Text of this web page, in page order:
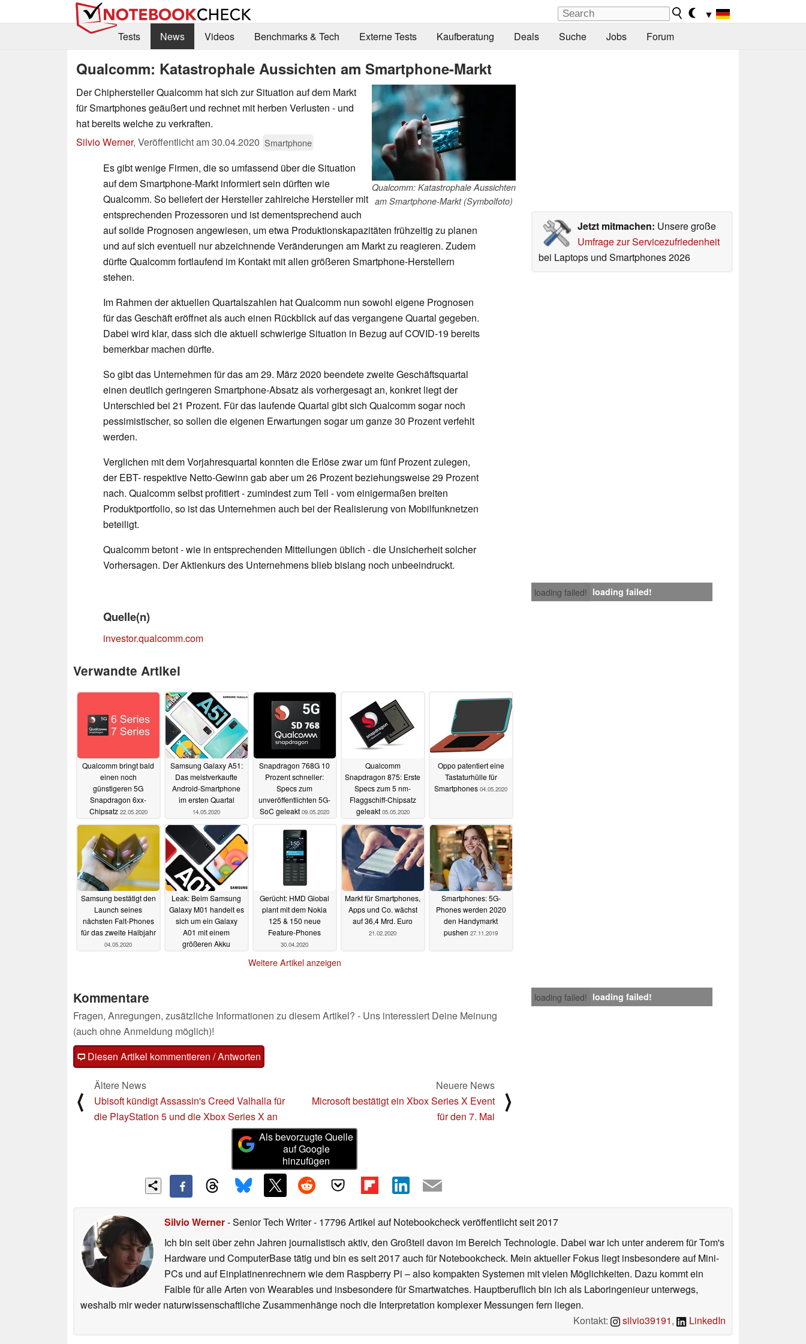
▼
Tests
News Videos Benchmarks & Tech Externe Tests Kaufberatung Deals Suche Jobs Forum
Qualcomm: Katastrophale Aussichten am Smartphone-Markt
Qualcomm: Katastrophale Aussichten
am Smartphone-Markt (Symbolfoto)
Der Chiphersteller Qualcomm hat sich zur Situation auf dem Markt
für Smartphones geäußert und rechnet mit herben Verlusten - und
hat bereits welche zu verkraften.
Silvio Werner, Veröffentlicht am30.04.2020 Smartphone
Jetzt mitmachen: Unsere große
Umfrage zur Servicezufriedenheit
bei Laptops und Smartphones 2026
Es gibt wenige Firmen, die so umfassend über die Situation
auf dem Smartphone-Markt informiert sein dürften wie
Qualcomm. So beliefert der Hersteller zahlreiche Hersteller mit
entsprechenden Prozessoren und ist dementsprechend auch
auf solide Prognosen angewiesen, um etwa Produktionskapazitäten frühzeitig zu planen
und auf sich eventuell nur abzeichnende Veränderungen am Markt zu reagieren. Zudem
dürfte Qualcomm fortlaufend im Kontakt mit allen größeren Smartphone-Herstellern
stehen.
Im Rahmen der aktuellen Quartalszahlen hat Qualcomm nun sowohl eigene Prognosen
für das Geschäft eröffnet als auch einen Rückblick auf das vergangene Quartal gegeben.
Dabei wird klar, dass sich die aktuell schwierige Situation in Bezug auf COVID-19 bereits
bemerkbar machen dürfte.
So gibt das Unternehmen für das am 29. März 2020 beendete zweite Geschäftsquartal
einen deutlich geringeren Smartphone-Absatz als vorhergesagt an, konkret liegt der
Unterschied bei 21 Prozent. Für das laufende Quartal gibt sich Qualcomm sogar noch
pessimistischer, so sollen die eigenen Erwartungen sogar um ganze 30 Prozent verfehlt
werden.
Verglichen mit dem Vorjahresquartal konnten die Erlöse zwar um fünf Prozent zulegen,
der EBT- respektive Netto-Gewinn gab aber um 26 Prozent beziehungsweise 29 Prozent
nach. Qualcomm selbst profitiert - zumindest zum Teil - vom einigermaßen breiten
Produktportfolio, so ist das Unternehmen auch bei der Realisierung von Mobilfunknetzen
beteiligt.
Qualcomm betont - wie in entsprechenden Mitteilungen üblich - die Unsicherheit solcher
Vorhersagen. Der Aktienkurs des Unternehmens blieb bislang noch unbeeindruckt.
loading failed! loading failed!
Quelle(n)
investor.qualcomm.com
Verwandte Artikel
Qualcomm bringt bald
einen noch
günstigeren 5G
Snapdragon 6xx-
Chipsatz 22.05.2020
Samsung Galaxy A51:
Das meistverkaufte
Android-Smartphone
im ersten Quartal
14.05.2020
Snapdragon 768G 10
Prozent schneller:
Specs zum
unveröffentlichten 5G-
SoC geleakt 09.05.2020
Qualcomm
Snapdragon 875: Erste
Specs zum 5 nm-
Flaggschiff-Chipsatz
geleakt 05.05.2020
Oppo patentiert eine
Tastaturhülle für
Smartphones 04.05.2020
Samsung bestätigt den
Launch seines
nächsten Falt-Phones
für das zweite Halbjahr
04.05.2020
Leak: Beim Samsung
Galaxy M01 handelt es
sich um ein Galaxy
A01 mit einem
größeren Akku
Gerücht: HMD Global
plant mit dem Nokia
125 & 150 neue
Feature-Phones
30.04.2020
Markt für Smartphones,
Apps und Co. wächst
auf 36,4 Mrd. Euro
21.02.2020
Smartphones: 5G-
Phones werden 2020
den Handymarkt
pushen 27.11.2019
Weitere Artikel anzeigen
loading failed! loading failed!
Kommentare
Fragen, Anregungen, zusätzliche Informationen zu diesem Artikel? - Uns interessiert Deine Meinung
(auch ohne Anmeldung möglich)!
Diesen Artikel kommentieren / Antworten
⟨
Ältere News
Ubisoft kündigt Assassin's Creed Valhalla für
die PlayStation 5 und die Xbox Series X an
Neuere News
Microsoft bestätigt ein Xbox Series X Event
für den 7. Mai
⟩
Als bevorzugte Quelle
auf Google
hinzufügen
Silvio Werner- Senior Tech Writer- 17796 Artikel auf Notebookcheck veröffentlichtseit 2017
Ich bin seit über zehn Jahren journalistisch aktiv, den Großteil davon im Bereich Technologie. Dabei war ich unter anderem für Tom's
Hardware und ComputerBase tätig und bin es seit 2017 auch für Notebookcheck. Mein aktueller Fokus liegt insbesondere auf Mini-
PCs und auf Einplatinenrechnern wie dem Raspberry Pi – also kompakten Systemen mit vielen Möglichkeiten. Dazu kommt ein
Faible für alle Arten von Wearables und insbesondere für Smartwatches. Hauptberuflich bin ich als Laboringenieur unterwegs,
weshalb mir weder naturwissenschaftliche Zusammenhänge noch die Interpretation komplexer Messungen fern liegen.
Kontakt:
silvio39191, LinkedIn